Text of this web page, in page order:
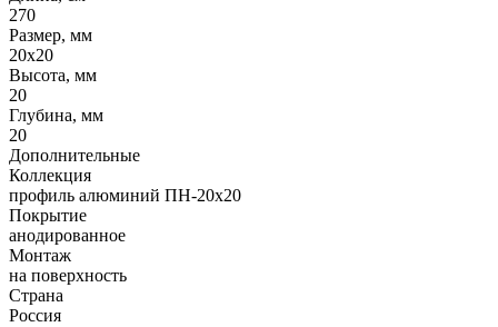
270
Размер, мм
20х20
Высота, мм
20
Глубина, мм
20
Дополнительные
Коллекция
профиль алюминий ПН-20х20
Покрытие
анодированное
Монтаж
на поверхность
Страна
Россия